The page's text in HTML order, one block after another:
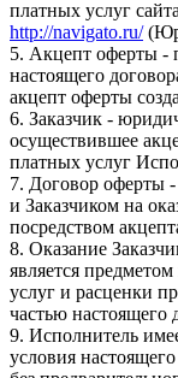
платных услуг
http://navigato.ru/
5. Акцепт оферты -
настоящего
акцепт оферты
6. Заказчик -
осуществившее
платных услуг
7. Договор оферты
и Заказчиком на
посредством
8. Оказание
является
услуг и расценки
частью настоящего
9. Исполнитель
условия